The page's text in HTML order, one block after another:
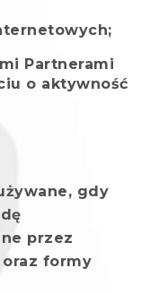
Partnerami
o aktywność
gdy
przez
formy